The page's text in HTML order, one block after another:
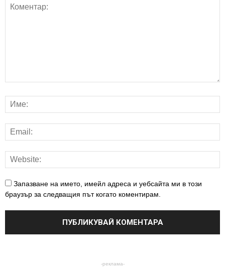
Запазване на името, имейл адреса и уебсайта ми в този
браузър за следващия път когато коментирам.
-реклама-